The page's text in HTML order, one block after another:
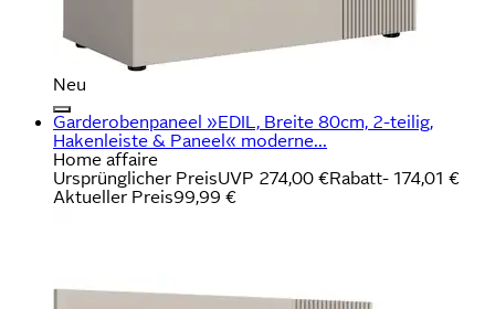
Neu
Garderobenpaneel »EDIL, Breite 80cm, 2-teilig,
Hakenleiste & Paneel« moderne...
Home affaire
Ursprünglicher PreisUVP 274,00 €Rabatt- 174,01 €
Aktueller Preis99,99 €